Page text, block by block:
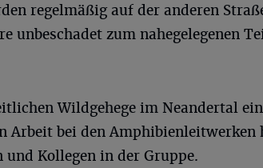
regelmäßig auf der anderen
unbeschadet zum nahegelegenen
Wildgehege im Neandertal
Arbeit bei den Amphibienleitwerken
und Kollegen in der Gruppe.